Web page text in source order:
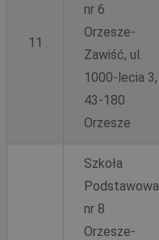
11
nr 6
Orzesze-
Zawiść, ul.
1000-lecia 3,
43-180
Orzesze
Szkoła
Podstawowa
nr 8
Orzesze-